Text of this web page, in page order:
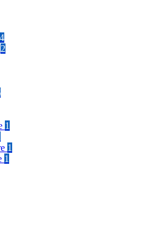
4
2
1
1
1